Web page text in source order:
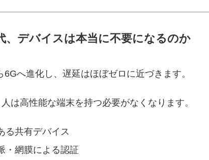
、デバイスは本当に不要になるのか
6Gへ進化し、遅延はほぼゼロに近づきます。
は高性能な端末を持つ必要がなくなります。
る共有デバイス
・網膜による認証